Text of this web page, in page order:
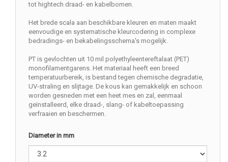
tot hightech draad- en kabelbomen.
Het brede scala aan beschikbare kleuren en maten maakt
eenvoudige en systematische kleurcodering in complexe
bedradings- en bekabelingsschema's mogelijk.
PT is gevlochten uit 10 mil polyethyleentereftalaat (PET)
monofilamentgarens. Het materiaal heeft een breed
temperatuurbereik, is bestand tegen chemische degradatie,
UV-straling en slijtage. De kous kan gemakkelijk en schoon
worden gesneden met een heet mes en zal, eenmaal
geïnstalleerd, elke draad-, slang- of kabeltoepassing
verfraaien en beschermen.
Diameter in mm